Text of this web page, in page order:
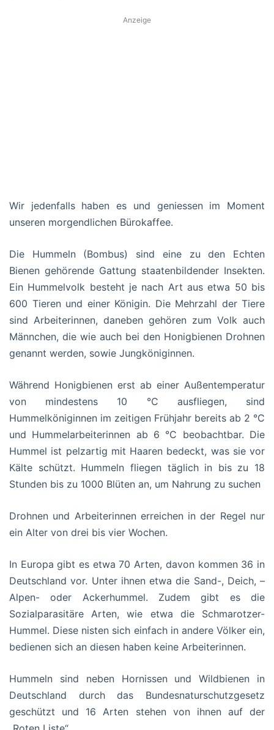
Anzeige
Wir jedenfalls haben es und geniessen im Moment
unseren morgendlichen Bürokaffee.
Die Hummeln (Bombus) sind eine zu den Echten
Bienen gehörende Gattung staatenbildender Insekten.
Ein Hummelvolk besteht je nach Art aus etwa 50 bis
600 Tieren und einer Königin. Die Mehrzahl der Tiere
sind Arbeiterinnen, daneben gehören zum Volk auch
Männchen, die wie auch bei den Honigbienen Drohnen
genannt werden, sowie Jungköniginnen.
Während Honigbienen erst ab einer Außentemperatur
von mindestens 10 °C ausfliegen, sind
Hummelköniginnen im zeitigen Frühjahr bereits ab 2 °C
und Hummelarbeiterinnen ab 6 °C beobachtbar. Die
Hummel ist pelzartig mit Haaren bedeckt, was sie vor
Kälte schützt. Hummeln fliegen täglich in bis zu 18
Stunden bis zu 1000 Blüten an, um Nahrung zu suchen
Drohnen und Arbeiterinnen erreichen in der Regel nur
ein Alter von drei bis vier Wochen.
In Europa gibt es etwa 70 Arten, davon kommen 36 in
Deutschland vor. Unter ihnen etwa die Sand-, Deich, –
Alpen- oder Ackerhummel. Zudem gibt es die
Sozialparasitäre Arten, wie etwa die Schmarotzer-
Hummel. Diese nisten sich einfach in andere Völker ein,
bedienen sich an diesen haben keine Arbeiterinnen.
Hummeln sind neben Hornissen und Wildbienen in
Deutschland durch das Bundesnaturschutzgesetz
geschützt und 16 Arten stehen von ihnen auf der